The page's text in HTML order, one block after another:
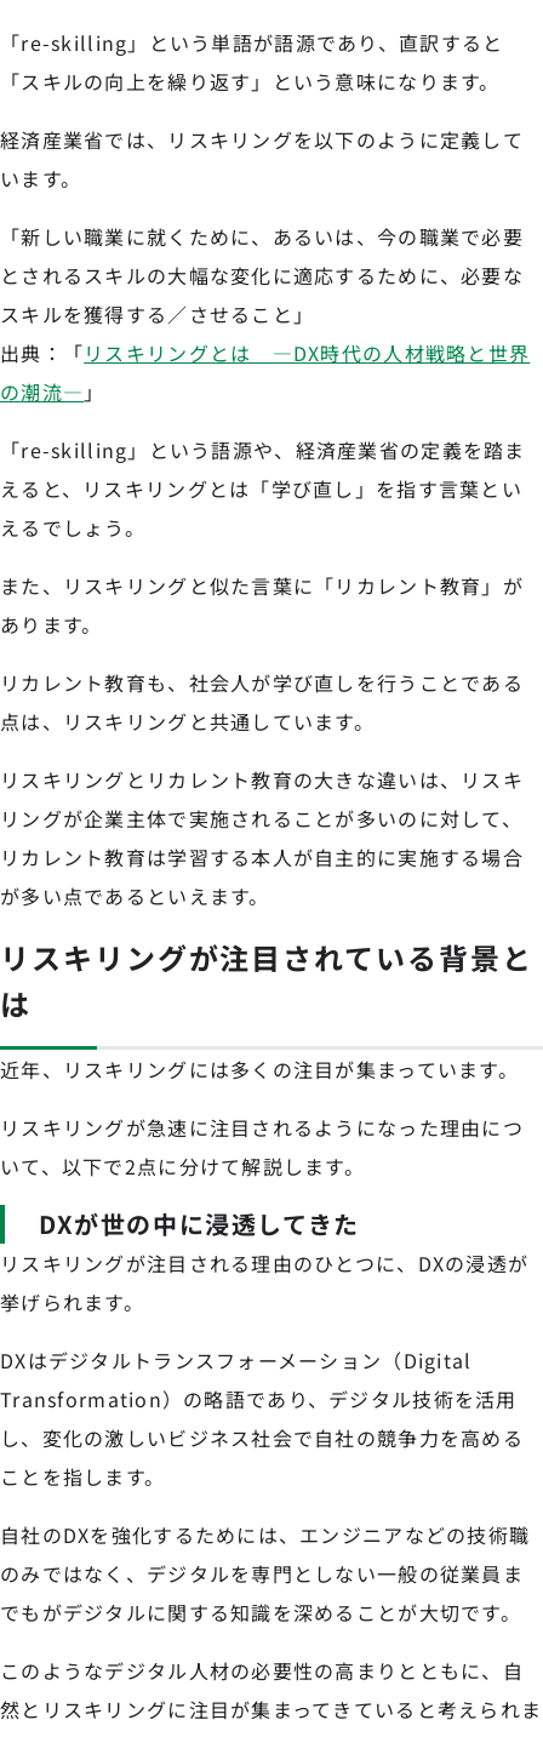
「re-skilling」という単語が語源であり、直訳すると
「スキルの向上を繰り返す」という意味になります。
経済産業省では、リスキリングを以下のように定義して
います。
「新しい職業に就くために、あるいは、今の職業で必要
とされるスキルの大幅な変化に適応するために、必要な
スキルを獲得する／させること」
出典：「リスキリングとは ―DX時代の人材戦略と世界
の潮流― 」
「re-skilling」という語源や、経済産業省の定義を踏ま
えると、リスキリングとは「学び直し」を指す言葉とい
えるでしょう。
また、リスキリングと似た言葉に「リカレント教育」が
あります。
リカレント教育も、社会人が学び直しを行うことである
点は、リスキリングと共通しています。
リスキリングとリカレント教育の大きな違いは、リスキ
リングが企業主体で実施されることが多いのに対して、
リカレント教育は学習する本人が自主的に実施する場合
が多い点であるといえます。
リスキリングが注目されている背景と
は
近年、リスキリングには多くの注目が集まっています。
リスキリングが急速に注目されるようになった理由につ
いて、以下で2点に分けて解説します。
DXが世の中に浸透してきた
リスキリングが注目される理由のひとつに、DXの浸透が
挙げられます。
DXはデジタルトランスフォーメーション（Digital
Transformation）の略語であり、デジタル技術を活用
し、変化の激しいビジネス社会で自社の競争力を高める
ことを指します。
自社のDXを強化するためには、エンジニアなどの技術職
のみではなく、デジタルを専門としない一般の従業員ま
でもがデジタルに関する知識を深めることが大切です。
このようなデジタル人材の必要性の高まりとともに、自
然とリスキリングに注目が集まってきていると考えられま